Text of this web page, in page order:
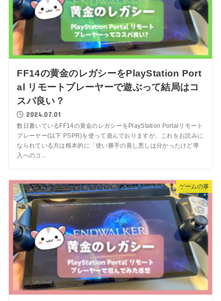
FF14の黄金のレガシーをPlayStation Port
al リモートプレーヤーで遊ぶって結局はコ
スパ良い？
2024.07.01
数日書いているFF14の黄金のレガシーをPlayStation Portalリモート
プレーヤー(以下 PSPR)を使って遊んでおりますが、これをお読みに
なられている方は根本的に「使い勝手の善し悪しは分かったけど導
入へのコ...
ゲームの事